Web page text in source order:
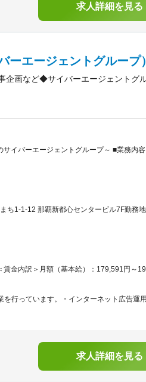
求人詳細を見る
ーエージェントグループ）
企画など◆サイバーエージェントグ
サイバーエージェントグループ～ ■業務内
ち1-1-12 那覇新都心センタービル7F勤務
金内訳＞月額（基本給）：179,591円～
行っています。・インターネット広告運
求人詳細を見る